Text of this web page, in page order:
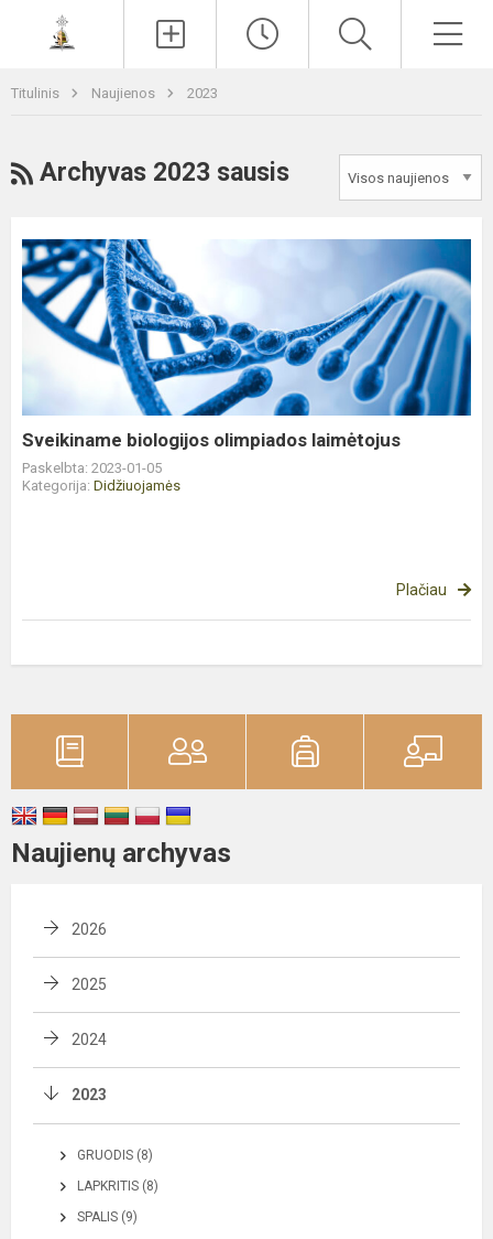
Titulinis Naujienos 2023
RSS
Archyvas 2023 sausis
Sveikiname
biologijos
olimpiados
laimėtojus
Sveikiname biologijos olimpiados laimėtojus
Paskelbta: 2023-01-05
Kategorija: Didžiuojamės
Plačiau
Naujienų archyvas
2026
2025
2024
2023
GRUODIS (8)
LAPKRITIS (8)
SPALIS (9)